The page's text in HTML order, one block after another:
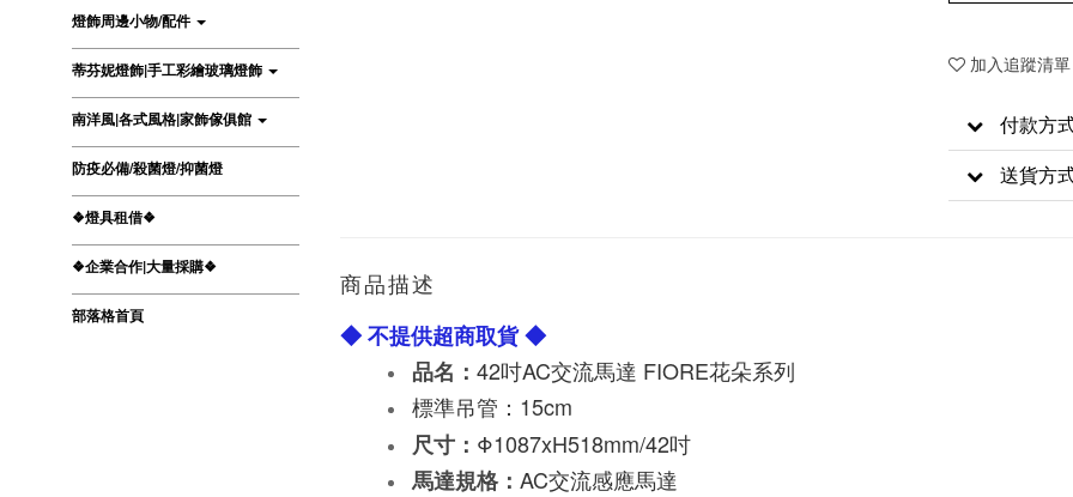
燈飾周邊小物/配件
蒂芬妮燈飾|手工彩繪玻璃燈飾
南洋風|各式風格|家飾傢俱館
防疫必備/殺菌燈/抑菌燈
❖燈具租借❖
❖企業合作|大量採購❖
部落格首頁
加入追蹤清單
付款方
送貨方
商品描述
◆ 不提供超商取貨 ◆
品名： 42吋AC交流馬達 FIORE花朵系列
標準吊管：15cm
尺寸： Φ1087xH518mm/42吋
馬達規格： AC交流感應馬達